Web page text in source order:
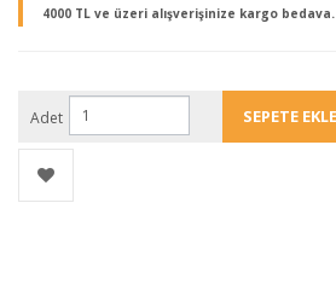
4000 TL ve üzeri alışverişinize kargo bedava.
Adet